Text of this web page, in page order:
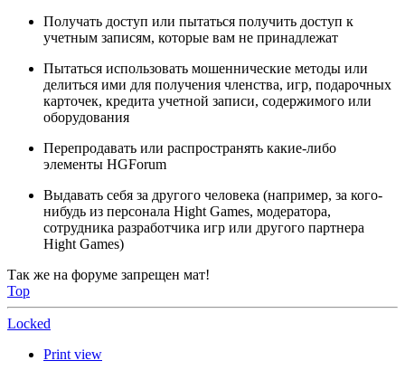
Получать доступ или пытаться получить доступ к
учетным записям, которые вам не принадлежат
Пытаться использовать мошеннические методы или
делиться ими для получения членства, игр, подарочных
карточек, кредита учетной записи, содержимого или
оборудования
Перепродавать или распространять какие-либо
элементы HGForum
Выдавать себя за другого человека (например, за кого-
нибудь из персонала Hight Games, модератора,
сотрудника разработчика игр или другого партнера
Hight Games)
Так же на форуме запрещен мат!
Top
Locked
Print view